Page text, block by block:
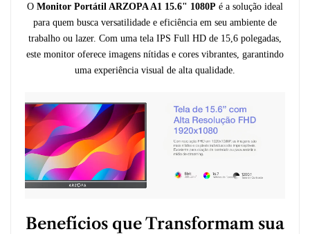
O Monitor Portátil ARZOPA A1 15.6" 1080P é a solução ideal
para quem busca versatilidade e eficiência em seu ambiente de
trabalho ou lazer. Com uma tela IPS Full HD de 15,6 polegadas,
este monitor oferece imagens nítidas e cores vibrantes, garantindo
uma experiência visual de alta qualidade.
Benefícios que Transformam sua